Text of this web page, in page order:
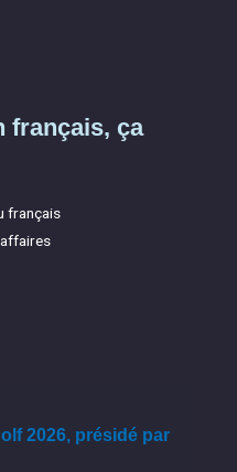
français, ça
français
2026, présidé par